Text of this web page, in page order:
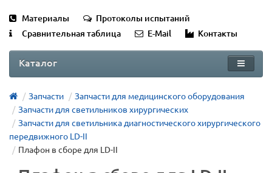
Материалы
Протоколы испытаний
Сравнительная таблица
E-Mail Контакты
Каталог
Запчасти
Запчасти для медицинского оборудования
Запчасти для светильников хирургических
Запчасти для светильника диагностического хирургического
передвижного LD-II
Плафон в сборе для LD-II